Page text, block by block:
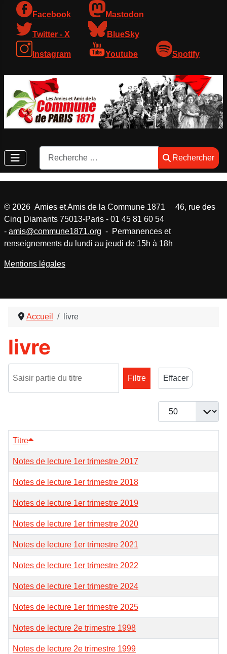
Facebook Mastodon
Twitter - X BlueSky
Instagram Youtube Spotify
Rechercher
Rechercher
Accueil livre
livre
Filtre
Effacer
Afficher #
Titre
Notes de lecture 1er trimestre 2017
Notes de lecture 1er trimestre 2018
Notes de lecture 1er trimestre 2019
Notes de lecture 1er trimestre 2020
Notes de lecture 1er trimestre 2021
Notes de lecture 1er trimestre 2022
Notes de lecture 1er trimestre 2024
Notes de lecture 1er trimestre 2025
Notes de lecture 2e trimestre 1998
Notes de lecture 2e trimestre 1999
© 2026 Amies et Amis de la Commune 1871 46, rue des
Cinq Diamants 75013-Paris - 01 45 81 60 54
- amis@commune1871.org - Permanences et
renseignements du lundi au jeudi de 15h à 18h
Mentions légales